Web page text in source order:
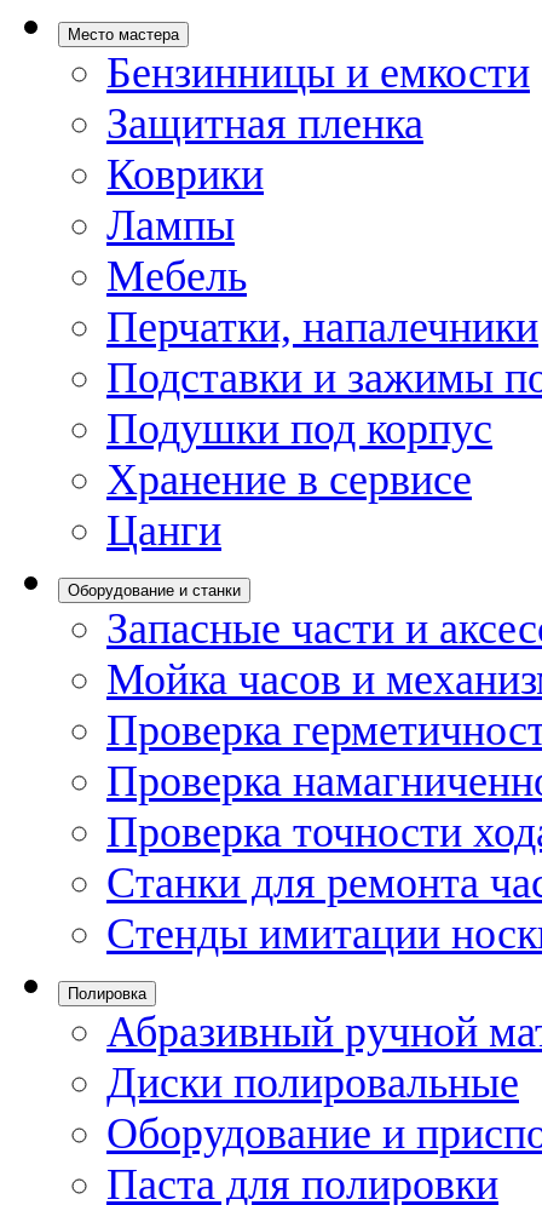
Место мастера
Бензинницы и емкости
Защитная пленка
Коврики
Лампы
Мебель
Перчатки, напалечники
Подставки и зажимы
Подушки под корпус
Хранение в сервисе
Цанги
Оборудование и станки
Запасные части и
Мойка часов и
Проверка
Проверка
Проверка точности
Станки для ремонта
Стенды имитации
Полировка
Абразивный ручной
Диски полировальные
Оборудование и
Паста для полировки